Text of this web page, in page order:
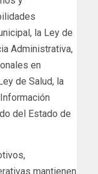
la Ley de
Administrativa,
en
de Salud, la
del Estado de
mantienen